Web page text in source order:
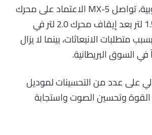
في الأسواق الأوروبية، تواصل MX-5 الاعتماد على محرك
Skyactiv-G سعة 1.5 لتر بعد إيقاف محرك 2.0 لتر في
متطلبات الانبعاثات، بينما لا يزال
في السوق البريطانية.
على عدد من التحسينات لموديل
القوة وتحسين الصوت واستجابة